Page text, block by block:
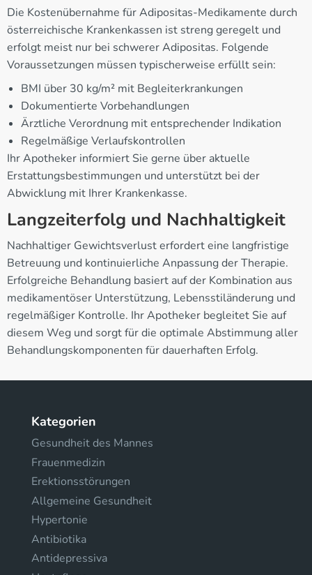
Die Kostenübernahme für Adipositas-Medikamente durch
österreichische Krankenkassen ist streng geregelt und
erfolgt meist nur bei schwerer Adipositas. Folgende
Voraussetzungen müssen typischerweise erfüllt sein:
BMI über 30 kg/m² mit Begleiterkrankungen
Dokumentierte Vorbehandlungen
Ärztliche Verordnung mit entsprechender Indikation
Regelmäßige Verlaufskontrollen
Ihr Apotheker informiert Sie gerne über aktuelle
Erstattungsbestimmungen und unterstützt bei der
Abwicklung mit Ihrer Krankenkasse.
Langzeiterfolg und Nachhaltigkeit
Nachhaltiger Gewichtsverlust erfordert eine langfristige
Betreuung und kontinuierliche Anpassung der Therapie.
Erfolgreiche Behandlung basiert auf der Kombination aus
medikamentöser Unterstützung, Lebensstiländerung und
regelmäßiger Kontrolle. Ihr Apotheker begleitet Sie auf
diesem Weg und sorgt für die optimale Abstimmung aller
Behandlungskomponenten für dauerhaften Erfolg.
Kategorien
Gesundheit des Mannes
Frauenmedizin
Erektionsstörungen
Allgemeine Gesundheit
Hypertonie
Antibiotika
Antidepressiva